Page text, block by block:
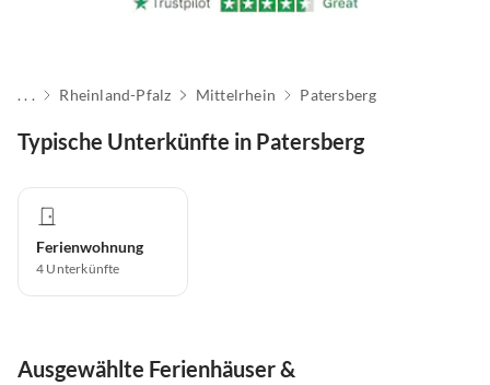
. . . Rheinland-Pfalz Mittelrhein Patersberg
Typische Unterkünfte in Patersberg
Ferienwohnung
4 Unterkünfte
Ausgewählte Ferienhäuser &